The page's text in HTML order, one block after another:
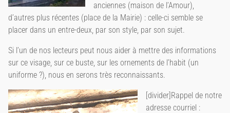
anciennes (maison de l’Amour),
d’autres plus récentes (place de la Mairie) : celle-ci semble se
placer dans un entre-deux, par son style, par son sujet.
Si l’un de nos lecteurs peut nous aider à mettre des informations
sur ce visage, sur ce buste, sur les ornements de l’habit (un
uniforme ?), nous en serons très reconnaissants.
[divider]Rappel de notre
adresse courriel :